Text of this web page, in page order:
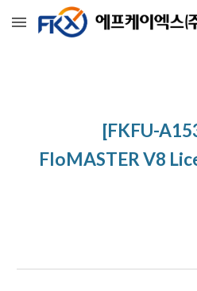
Skip to main content
[FKFU-
FloMASTER V8